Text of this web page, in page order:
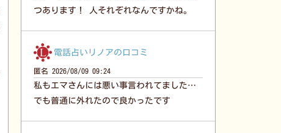
つあります！ 人それぞれなんですかね。
電話占いリノアの口コミ
匿名 2026/08/09 09:24
私もエマさんには悪い事言われてました…
でも普通に外れたので良かったです